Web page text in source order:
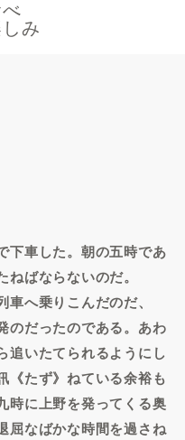
み
下車した。朝の五時であ
ばならないのだ。
へ乗りこんだのだ、
のだったのである。あわ
追いたてられるようにし
《たず》ねている余裕も
時に上野を発ってくる奥
屈なばかな時間を過さね